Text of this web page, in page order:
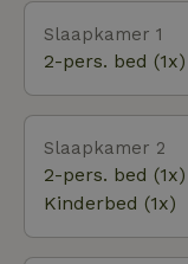
buitenberging
aanwezig in het
verkennen van
van Nederland:
niet alleen, het
attractiepark
het centrum van
in een straal van
Slaapkamer 1
2-pers. bed (1x)
Slaapkamer 2
2-pers. bed (1x)
Kinderbed (1x)